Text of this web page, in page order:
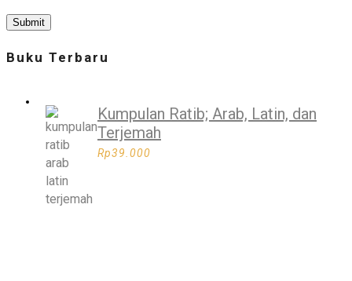
Buku Terbaru
Kumpulan Ratib; Arab, Latin, dan
Terjemah
Rp39.000